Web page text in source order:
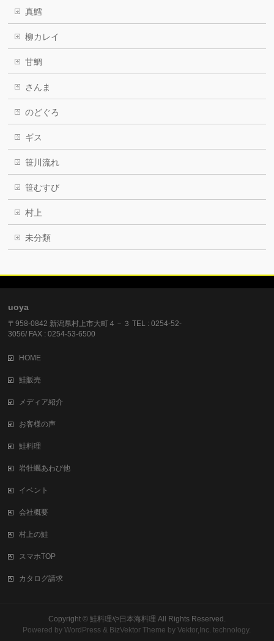
真鱈
柳カレイ
甘鯛
さんま
のどぐろ
ギス
笹川流れ
笹むすび
村上
未分類
uoya
〒958-0842 新潟県村上市大町４－３ TEL : 0254-52-
3056/ FAX : 0254-53-6500
HOME
鮭販売
メディア紹介
お客様の声
鮭料理
岩牡蠣あわび他
イベント
会社概要
村上の鮭
スマホTOP
カタログ請求
Copyright © 鮭料理や日本海料理 All Rights Reserved.
Powered byWordPress & BizVektor Theme by Vektor,Inc. technology.